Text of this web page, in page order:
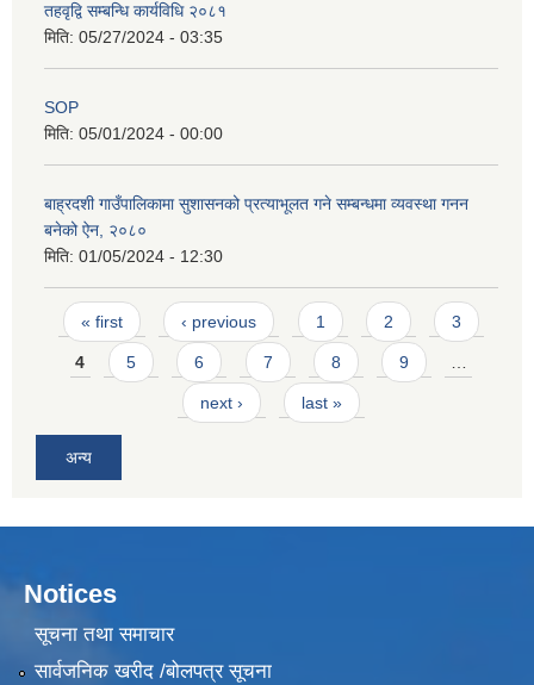
तहवृद्वि सम्बन्धि कार्यविधि २०८१
मिति: 05/27/2024 - 03:35
SOP
मिति: 05/01/2024 - 00:00
बाह्रदशी गाउँपालिकामा सुशासनको प्रत्याभूलत गने सम्बन्धमा व्यवस्था गनन
बनेको ऐन, २०८०
मिति: 01/05/2024 - 12:30
Pages
« first ‹ previous 1 2 3
4 5 6 7 8 9
next › last »
अन्य
Notices
सूचना तथा समाचार
सार्वजनिक खरीद /बोलपत्र सूचना